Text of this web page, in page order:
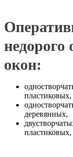
окон:
пластиковых,
деревянных,
пластиковых,